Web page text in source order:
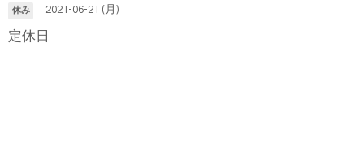
休み 2021-06-21 (月)
定休日